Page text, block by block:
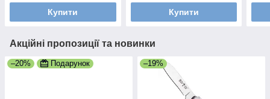
Купити Купити
Акційні пропозиції та новинки
–20% Подарунок –19%